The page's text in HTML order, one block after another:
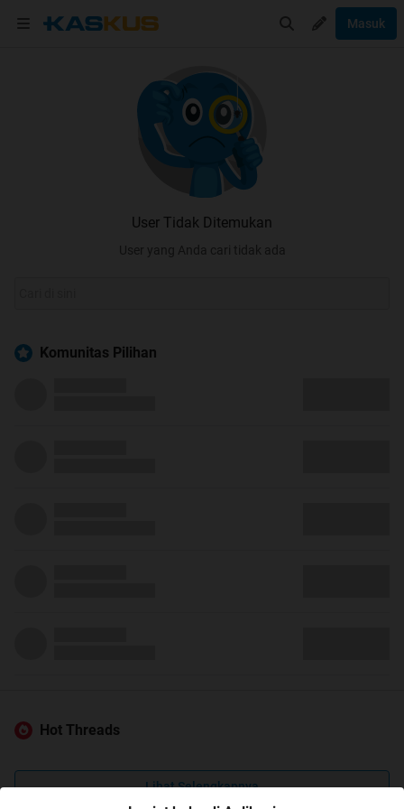
Masuk
User Tidak Ditemukan
User yang Anda cari tidak ada
Komunitas Pilihan
Hot Threads
Lihat Selengkapnya